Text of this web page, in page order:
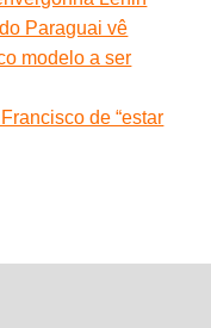
Paraguai vê
modelo a ser
de “estar